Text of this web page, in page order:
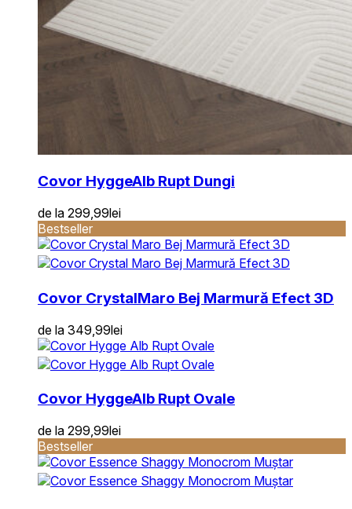
Covor HyggeAlb Rupt Dungi
de la 299,99lei
Bestseller
Covor CrystalMaro Bej Marmură Efect 3D
de la 349,99lei
Covor HyggeAlb Rupt Ovale
de la 299,99lei
Bestseller